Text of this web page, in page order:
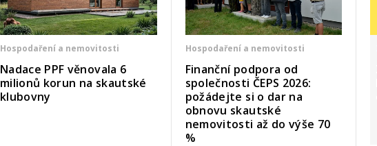
Hospodaření a nemovitosti
Nadace PPF věnovala 6
milionů korun na skautské
klubovny
Hospodaření a nemovitosti
Finanční podpora od
společnosti ČEPS 2026:
požádejte si o dar na
obnovu skautské
nemovitosti až do výše 70
%